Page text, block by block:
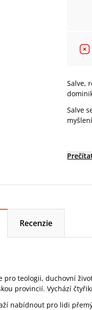
Salve,
Salve
Recenzie
pro teologii, duchovní
provincií. Vychází
nabídnout pro lidi